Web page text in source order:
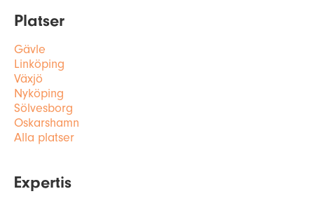
Platser
Gävle
Linköping
Växjö
Nyköping
Sölvesborg
Oskarshamn
Alla platser
Expertis